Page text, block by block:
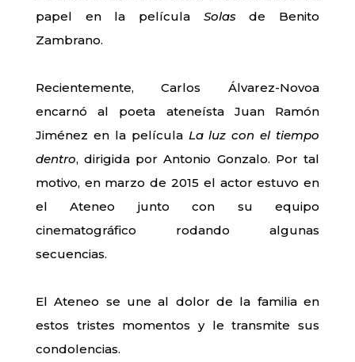
papel en la película Solas de Benito
Zambrano.
Recientemente, Carlos Álvarez-Novoa
encarnó al poeta ateneísta Juan Ramón
Jiménez en la película La luz con el tiempo
dentro, dirigida por Antonio Gonzalo. Por tal
motivo, en marzo de 2015 el actor estuvo en
el Ateneo junto con su equipo
cinematográfico rodando algunas
secuencias.
El Ateneo se une al dolor de la familia en
estos tristes momentos y le transmite sus
condolencias.